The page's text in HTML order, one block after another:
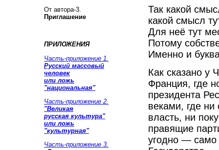
От автора-3.
Приглашение
ПРИЛОЖЕНИЯ
Часть-приложение 1.
Русский массовый
человек
или ложь
"национальная"
Часть-приложение 2.
"Великая
русская культура"
или ложь
"культурная"
Часть-приложение 3.
Так какой
какой смысл
Для неё тут
Потому
Именно и
Как сказано у
Франция, где
президента
веками, где ни
власть, ни
правящие
угодно — само